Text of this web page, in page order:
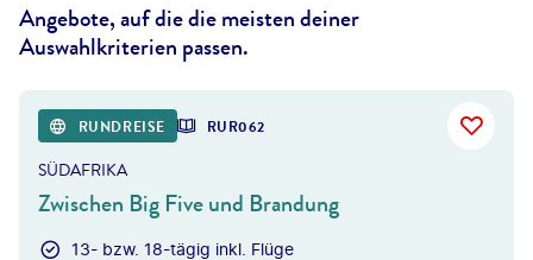
Angebote, auf die die meisten deiner
Auswahlkriterien passen.
RUNDREISE RUR062
SÜDAFRIKA
Zwischen Big Five und Brandung
13- bzw. 18-tägig inkl. Flüge